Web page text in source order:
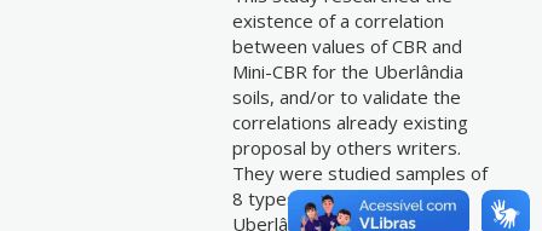
existence of a correlation
between values of CBR and
Mini-CBR for the Uberlândia
soils, and/or to validate the
correlations already existing
proposal by others writers.
They were studied samples of
8 types of soils of the
Uberlândia s city studied by